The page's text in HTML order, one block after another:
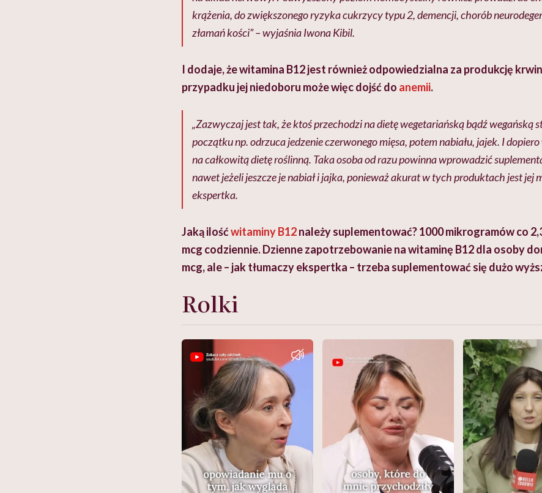
krążenia, do zwiększonego ryzyka cukrzycy typu 2, demencji, chorób
złamań kości” – wyjaśnia Iwona Kibil.
I dodaje, że witamina B12 jest również odpowiedzialna za produkcję
przypadku jej niedoboru może więc dojść do anemii.
„Zazwyczaj jest tak, że ktoś przechodzi na dietę wegetariańską bądź wegańską
początku np. odrzuca jedzenie czerwonego mięsa, potem nabiału, jajek. I
na całkowitą dietę roślinną. Taka osoba od razu powinna wprowadzić
nawet jeżeli jeszcze je nabiał i jajka, ponieważ akurat w tych produktach jest jej
ekspertka.
Jaką ilośćwitaminy B12należy suplementować? 1000 mikrogramów co
mcg codziennie. Dzienne zapotrzebowanie na witaminę B12 dla osoby
mcg, ale – jak tłumaczy ekspertka – trzeba suplementować się dużo
Rolki